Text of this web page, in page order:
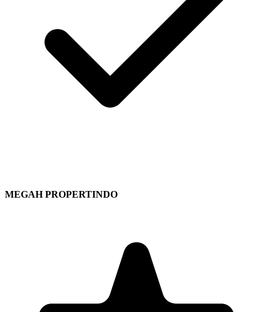
MEGAH PROPERTINDO